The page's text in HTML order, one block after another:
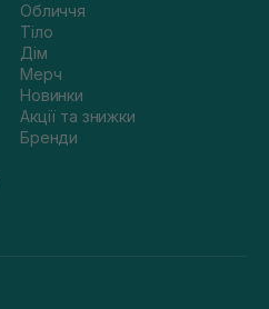
Обличчя
Тіло
Дім
Мерч
Новинки
Акції та знижки
Бренди